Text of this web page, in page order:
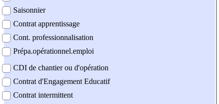
Saisonnier
Contrat apprentissage
Cont. professionnalisation
Prépa.opérationnel.emploi
CDI de chantier ou d'opération
Contrat d'Engagement Educatif
Contrat intermittent